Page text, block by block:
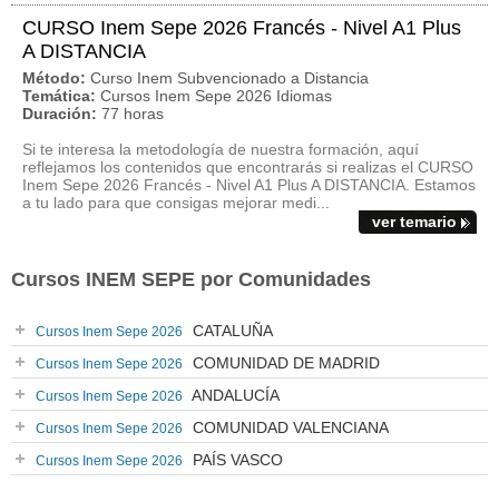
CURSO Inem Sepe 2026 Francés - Nivel A1 Plus
A DISTANCIA
Método: Curso Inem Subvencionado a Distancia
Temática: Cursos Inem Sepe 2026 Idiomas
Duración: 77 horas
Si te interesa la metodología de nuestra formación, aquí
reflejamos los contenidos que encontrarás si realizas el CURSO
Inem Sepe 2026 Francés - Nivel A1 Plus A DISTANCIA. Estamos
a tu lado para que consigas mejorar medi...
ver temario
Cursos INEM SEPE por Comunidades
Cursos Inem Sepe 2026 CATALUÑA
Cursos Inem Sepe 2026 COMUNIDAD DE MADRID
Cursos Inem Sepe 2026 ANDALUCÍA
Cursos Inem Sepe 2026 COMUNIDAD VALENCIANA
Cursos Inem Sepe 2026 PAÍS VASCO